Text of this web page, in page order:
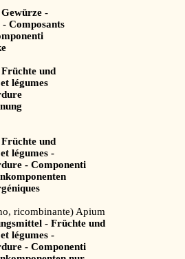
-
Composants
und
légumes
und
légumes -
- Componenti
ricombinante) Apium
- Früchte und
légumes -
- Componenti